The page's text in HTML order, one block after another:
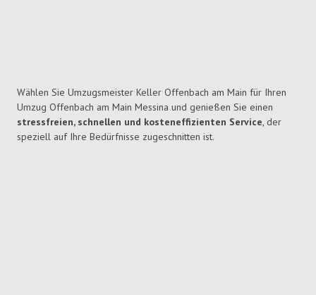
Wählen Sie Umzugsmeister Keller Offenbach am Main für Ihren
Umzug Offenbach am Main Messina und genießen Sie einen
stressfreien, schnellen und kosteneffizienten Service, der
speziell auf Ihre Bedürfnisse zugeschnitten ist.